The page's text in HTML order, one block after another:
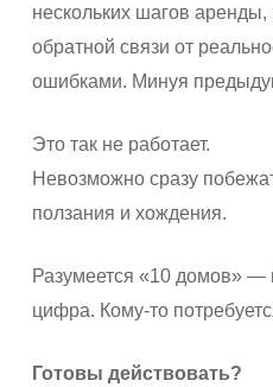
нескольких шагов
обратной связи от
ошибками. Минуя
Это так не работает.
Невозможно сразу
ползания и хождения.
Разумеется «10 домов» —
цифра. Кому-то
Готовы действовать?